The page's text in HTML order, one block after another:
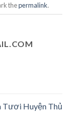
thepermalink.
Tươi Huyện Thủ